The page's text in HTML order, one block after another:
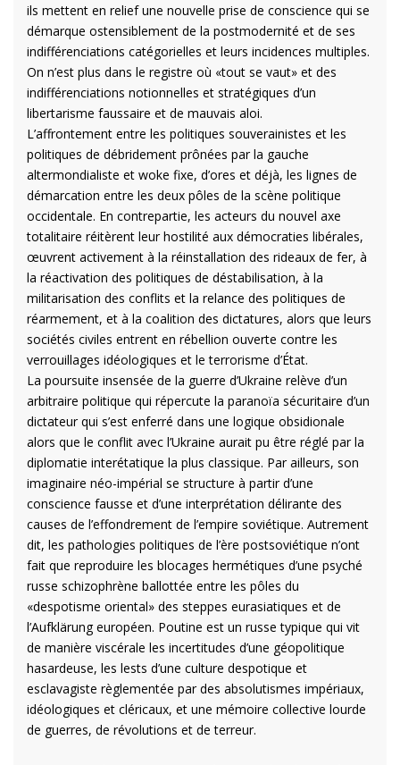
ils mettent en relief une nouvelle prise de conscience qui se
démarque ostensiblement de la postmodernité et de ses
indifférenciations catégorielles et leurs incidences multiples.
On n’est plus dans le registre où «tout se vaut» et des
indifférenciations notionnelles et stratégiques d’un
libertarisme faussaire et de mauvais aloi.
L’affrontement entre les politiques souverainistes et les
politiques de débridement prônées par la gauche
altermondialiste et woke fixe, d’ores et déjà, les lignes de
démarcation entre les deux pôles de la scène politique
occidentale. En contrepartie, les acteurs du nouvel axe
totalitaire réitèrent leur hostilité aux démocraties libérales,
œuvrent activement à la réinstallation des rideaux de fer, à
la réactivation des politiques de déstabilisation, à la
militarisation des conflits et la relance des politiques de
réarmement, et à la coalition des dictatures, alors que leurs
sociétés civiles entrent en rébellion ouverte contre les
verrouillages idéologiques et le terrorisme d’État.
La poursuite insensée de la guerre d’Ukraine relève d’un
arbitraire politique qui répercute la paranoïa sécuritaire d’un
dictateur qui s’est enferré dans une logique obsidionale
alors que le conflit avec l’Ukraine aurait pu être réglé par la
diplomatie interétatique la plus classique. Par ailleurs, son
imaginaire néo-impérial se structure à partir d’une
conscience fausse et d’une interprétation délirante des
causes de l’effondrement de l’empire soviétique. Autrement
dit, les pathologies politiques de l’ère postsoviétique n’ont
fait que reproduire les blocages hermétiques d’une psyché
russe schizophrène ballottée entre les pôles du
«despotisme oriental» des steppes eurasiatiques et de
l’Aufklärung européen. Poutine est un russe typique qui vit
de manière viscérale les incertitudes d’une géopolitique
hasardeuse, les lests d’une culture despotique et
esclavagiste règlementée par des absolutismes impériaux,
idéologiques et cléricaux, et une mémoire collective lourde
de guerres, de révolutions et de terreur.